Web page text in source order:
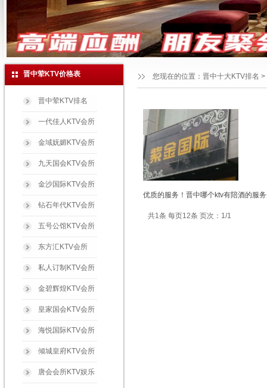
晋中荤KTV价格表
晋中荤KTV排名
一代佳人KTV会所
金域妩媚KTV会所
九天国会KTV会所
金沙国际KTV会所
钻石年代KTV会所
五号公馆KTV会所
东方汇KTV会所
私人订制KTV会所
金碧辉煌KTV会所
皇家国会KTV会所
海悦国际KTV会所
倾城皇府KTV会所
唐会会所KTV娱乐
优质的服务！晋中哪个ktv有陪酒的服
共1条 每页12条 页次：1/1
您现在的位置： 晋中十大KTV排名 >